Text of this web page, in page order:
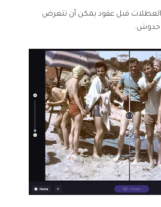
العطلات قبل عقود يمكن أن تتعرض
خدوش.